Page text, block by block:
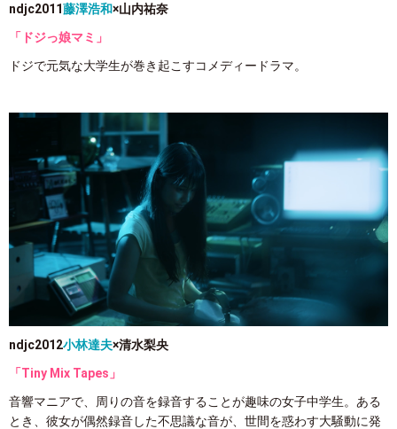
ndjc2011藤澤浩和×山内祐奈
「ドジっ娘マミ」
ドジで元気な大学生が巻き起こすコメディードラマ。
ndjc2012小林達夫×清水梨央
「Tiny Mix Tapes」
音響マニアで、周りの音を録音することが趣味の女子中学生。ある
とき、彼女が偶然録音した不思議な音が、世間を惑わす大騒動に発